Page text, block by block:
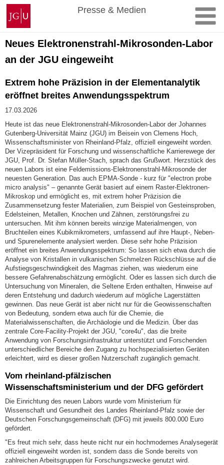
Zum
Inhalt
springen
Johannes
Gutenberg-
Universität
Mainz
Presse & Medien
Neues Elektronenstrahl-Mikrosonden-Labor
an der JGU eingeweiht
Extrem hohe Präzision in der Elementanalytik
eröffnet breites Anwendungsspektrum
17.03.2026
Heute ist das neue Elektronenstrahl-Mikrosonden-Labor der Johannes
Gutenberg-Universität Mainz (JGU) im Beisein von Clemens Hoch,
Wissenschaftsminister von Rheinland-Pfalz, offiziell eingeweiht worden.
Der Vizepräsident für Forschung und wissenschaftliche Karrierewege der
JGU, Prof. Dr. Stefan Müller-Stach, sprach das Grußwort. Herzstück des
neuen Labors ist eine Feldemissions-Elektronenstrahl-Mikrosonde der
neuesten Generation. Das auch EPMA-Sonde - kurz für "electron probe
micro analysis" – genannte Gerät basiert auf einem Raster-Elektronen-
Mikroskop und ermöglicht es, mit extrem hoher Präzision die
Zusammensetzung fester Materialien, zum Beispiel von Gesteinsproben,
Edelsteinen, Metallen, Knochen und Zähnen, zerstörungsfrei zu
untersuchen. Mit ihm können bereits winzige Materialmengen, von
Bruchteilen eines Kubikmikrometers, umfassend auf ihre Haupt-, Neben-
und Spurenelemente analysiert werden. Diese sehr hohe Präzision
eröffnet ein breites Anwendungsspektrum: So lassen sich etwa durch die
Analyse von Kristallen in vulkanischen Schmelzen Rückschlüsse auf die
Aufstiegsgeschwindigkeit des Magmas ziehen, was wiederum eine
bessere Gefahrenabschätzung ermöglicht. Oder es lassen sich durch die
Untersuchung von Mineralen, die Seltene Erden enthalten, Hinweise auf
deren Entstehung und dadurch wiederum auf mögliche Lagerstätten
gewinnen. Das neue Gerät ist aber nicht nur für die Geowissenschaften
von Bedeutung, sondern etwa auch für die Chemie, die
Materialwissenschaften, die Archäologie und die Medizin. Über das
zentrale Core-Facility-Projekt der JGU, "core4u", das die breite
Anwendung von Forschungsinfrastruktur unterstützt und Forschenden
unterschiedlicher Bereiche den Zugang zu hochspezialisierten Geräten
erleichtert, wird es dieser großen Nutzerschaft zugänglich gemacht.
Vom rheinland-pfälzischen
Wissenschaftsministerium und der DFG gefördert
Die Einrichtung des neuen Labors wurde vom Ministerium für
Wissenschaft und Gesundheit des Landes Rheinland-Pfalz sowie der
Deutschen Forschungsgemeinschaft (DFG) mit jeweils 800.000 Euro
gefördert.
"Es freut mich sehr, dass heute nicht nur ein hochmodernes Analysegerät
offiziell eingeweiht worden ist, sondern dass die Sonde bereits von
zahlreichen Arbeitsgruppen für Forschungszwecke genutzt wird.